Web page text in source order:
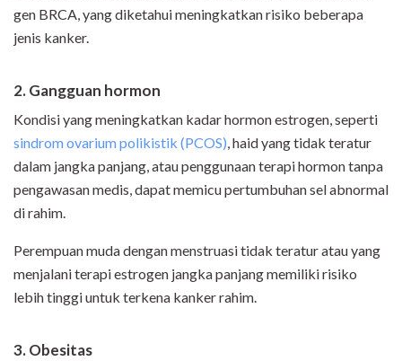
gen BRCA, yang diketahui meningkatkan risiko beberapa
jenis kanker.
2. Gangguan hormon
Kondisi yang meningkatkan kadar hormon estrogen, seperti
sindrom ovarium polikistik (PCOS) , haid yang tidak teratur
dalam jangka panjang, atau penggunaan terapi hormon tanpa
pengawasan medis, dapat memicu pertumbuhan sel abnormal
di rahim.
Perempuan muda dengan menstruasi tidak teratur atau yang
menjalani terapi estrogen jangka panjang memiliki risiko
lebih tinggi untuk terkena kanker rahim.
3. Obesitas